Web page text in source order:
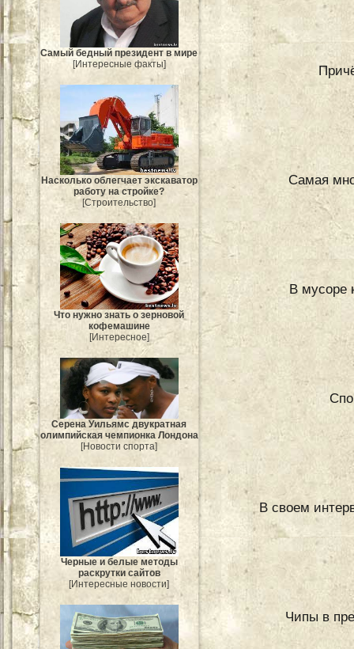
Самый бедный президент в мире
[Интересные факты]
Насколько облегчает экскаватор
работу на стройке?
[Строительство]
Что нужно знать о зерновой
кофемашине
[Интересное]
Серена Уильямс двукратная
олимпийская чемпионка Лондона
[Новости спорта]
Черные и белые методы
раскрутки сайтов
[Интересные новости]
Самая
В мусоре
В своем
Чипы в